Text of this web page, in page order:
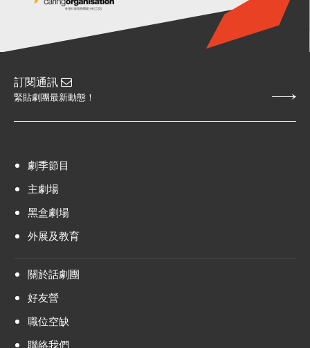
訂閱通訊
緊貼劇團最新動態！
劇季節目
主劇場
黑盒劇場
外展及教育
關於話劇團
好友營
職位空缺
聯絡我們